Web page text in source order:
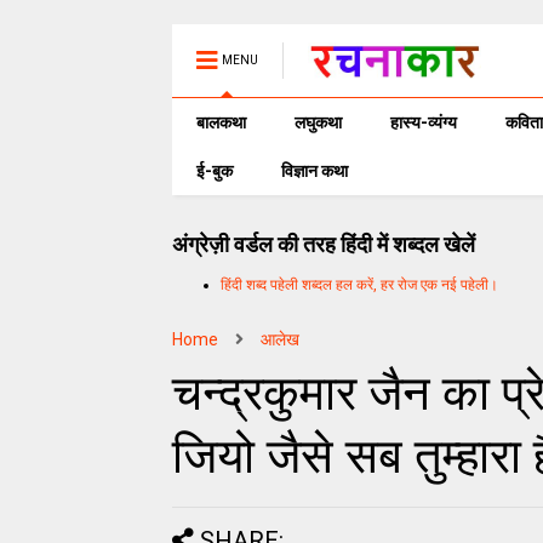
MENU
बालकथा लघुकथा हास्य-व्यंग्य कविता
ई-बुक विज्ञान कथा
अंग्रेज़ी वर्डल की तरह हिंदी में शब्दल खेलें
हिंदी शब्द पहेली शब्दल हल करें, हर रोज एक नई पहेली।
Home आलेख
चन्द्रकुमार जैन का
जियो जैसे सब तुम्हारा